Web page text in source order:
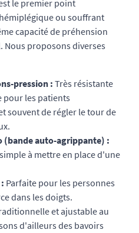
le premier point
ou souffrant
capacité de préhension
proposons diverses
pression : Très résistante
pour les patients
souvent de régler le tour de
(bande auto-agrippante) :
à mettre en place d'une
Parfaite pour les personnes
dans les doigts.
et ajustable au
d'ailleurs des bavoirs